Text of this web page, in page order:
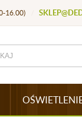
16.00)